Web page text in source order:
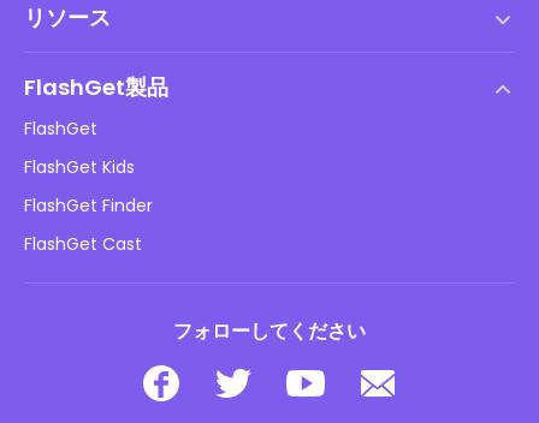
DMCAポリシー
プライバシーポリシー
広告ポリシー
私の情報を販売しないでください
リソース
子供のオンラインの安全性
ダウンロード
FlashGet製品
FlashGet
FlashGet Kids
FlashGet Finder
FlashGet Cast
フォローしてください